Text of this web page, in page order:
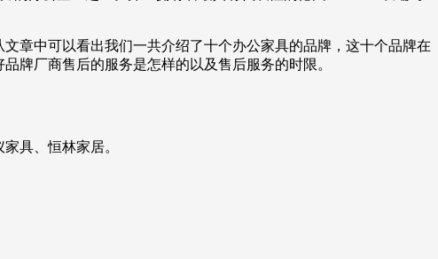
章中可以看出我们一共介绍了十个办公家具的品牌，这十个品牌在
牌厂商售后的服务是怎样的以及售后服务的时限。
具、恒林家居。